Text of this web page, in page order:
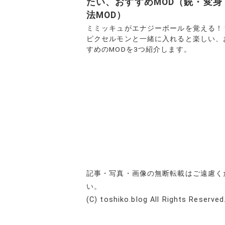
たい、おすすめMOD（銃・変身
法MOD）
ミミッキュがエナジーボールを覚える
ピクセルモンと一緒に入れると楽しい、
すめのMODを3つ紹介します。
ペ
ー
記事・写真・画像の無断転載はご遠慮く
い。
(C) toshiko.blog All Rights Reserved.